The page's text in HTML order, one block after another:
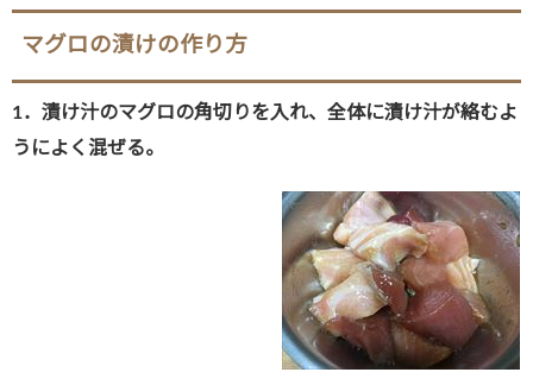
マグロの漬けの作り方
1．漬け汁のマグロの角切りを入れ、全体に漬け汁が絡むよ
うによく混ぜる。